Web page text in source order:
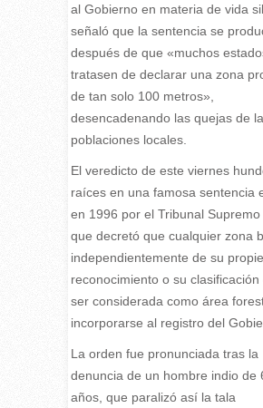
al Gobierno en materia de vida
señaló que la sentencia se
después de que «muchos
tratasen de declarar una zona
de tan solo 100 metros»,
desencadenando las quejas de
poblaciones locales.
El veredicto de este viernes
raíces en una famosa sentencia
en 1996 por el Tribunal Supremo
que decretó que cualquier zona
independientemente de su
reconocimiento o su clasificación
ser considerada como área
incorporarse al registro del
La orden fue pronunciada tras la
denuncia de un hombre indio de
años, que paralizó así la tala